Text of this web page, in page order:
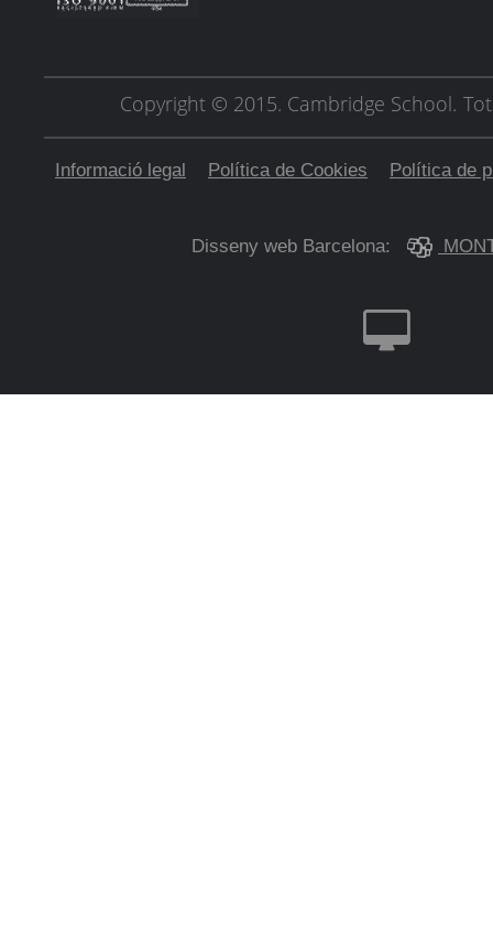
Copyright © 2015. Cambridge School.
Informació legal Política de Cookies Política de
Disseny web Barcelona: